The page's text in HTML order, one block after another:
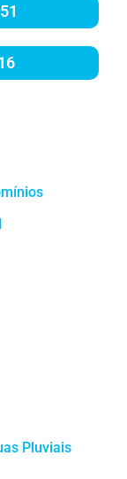
Pluviais